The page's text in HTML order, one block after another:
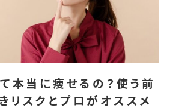
本当に痩せるの？使う前
リスクとプロがオススメ